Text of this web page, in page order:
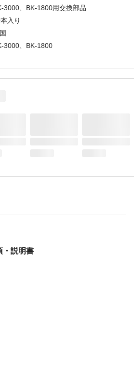
3000、BK-1800用交換部品
入り
3000、BK-1800
・説明書